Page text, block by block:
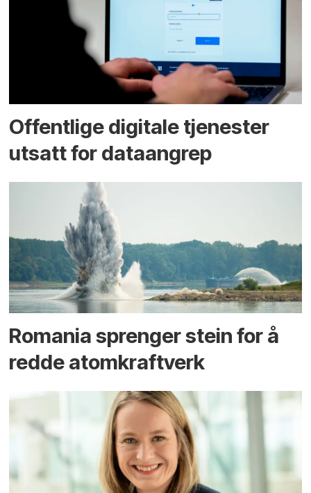
Offentlige digitale tjenester
utsatt for dataangrep
Romania sprenger stein for å
redde atomkraftverk